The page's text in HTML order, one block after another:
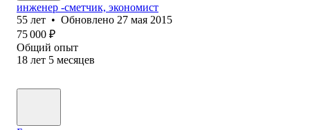
инженер -сметчик, экономист
55 лет • Обновлено 27 мая 2015
75 000 ₽
Общий опыт
18 лет 5 месяцев